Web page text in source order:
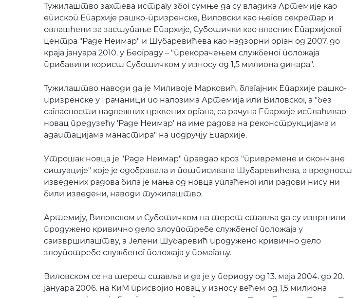
Тужилаштво захтева истрагу због сумње да су владика Артемије као
епископ Епархије рашко-призренске, Виловски као његов секретар и
овлашћени за заступање Епархије, Суботички као власник Епархијског
центра "Раде Неимар" и Шубаревићева као надзорни орган од 2007. до
краја јануара 2010. у Београду – "прекорачењем службеног положаја
прибавили корист Суботичком у износу од 1,5 милиона динара".
Тужилаштво наводи да је Миливоје Марковић, благајник Епархије рашко-
призренске у Грачаници по налозима Артемија или Виловског, а "без
сагласности надлежних црквених органа, са рачуна Епархије исплаћивао
новац предузећу 'Раде Неимар' на име радова на реконструкцијама и
адаптацијама манастира" на подручју Епархије.
Утрошак новца је "Раде Неимар" правдао кроз "привремене и окончане
ситуације" које је одобравала и потписивала Шубаревићева, а вредност
изведених радова била је мања од новца уплаћеног или радови нису ни
били изведени, наводи тужилаштво.
Артемију, Виловском и Суботичком на терет ставља да су извршили
продужено кривично дело злоупотребе службеног положаја у
саизвршилаштву, а Јелени Шубаревић продужено кривично дело
злоупотребе службеног положаја у помагању.
Виловском се на терет ставља и да је у периоду од 13. маја 2004. до 20.
јануара 2006. на КиМ присвојио новац у износу већем од 1,5 милиона